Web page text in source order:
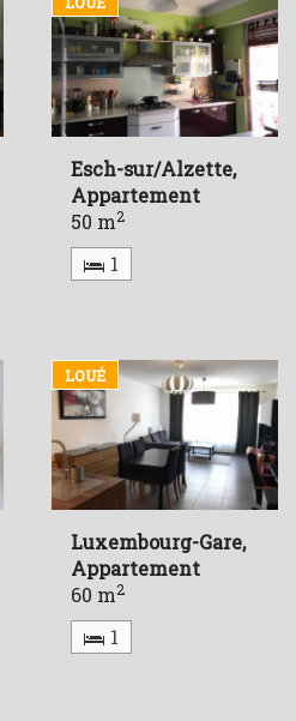
Esch-sur/Alzette,
Appartement
50 m2
1
LOUÉ
Luxembourg-Gare,
Appartement
60 m2
1